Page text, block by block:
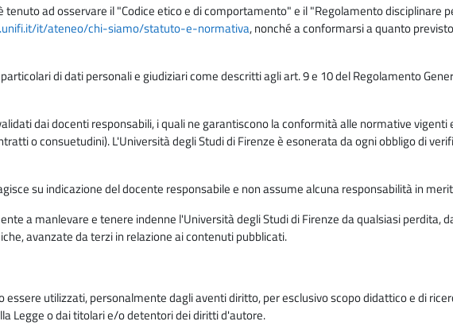
ad osservare il "Codice etico e di comportamento" e il "Regolamento disciplinare
it/ateneo/chi-siamo/statuto-e-normativa, nonché a conformarsi a quanto
di dati personali e giudiziari come descritti agli art. 9 e 10 del Regolamento
dai docenti responsabili, i quali ne garantiscono la conformità alle normative vigenti
o consuetudini). L'Università degli Studi di Firenze è esonerata da ogni obbligo di
su indicazione del docente responsabile e non assume alcuna responsabilità in
a manlevare e tenere indenne l'Università degli Studi di Firenze da qualsiasi perdita,
avanzate da terzi in relazione ai contenuti pubblicati.
utilizzati, personalmente dagli aventi diritto, per esclusivo scopo didattico e di
Legge o dai titolari e/o detentori dei diritti d'autore.